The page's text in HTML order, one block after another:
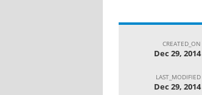
CREATED_ON
Dec 29, 2014
LAST_MODIFIED
Dec 29, 2014